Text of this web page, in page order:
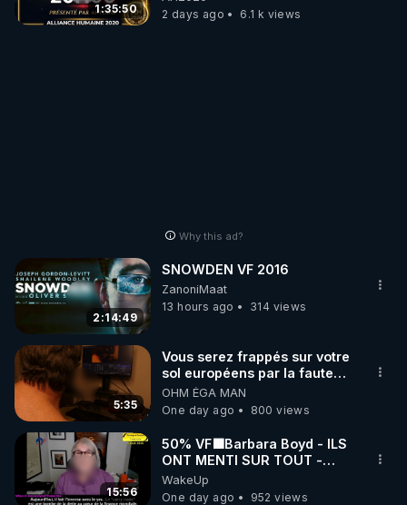
1:35:50
2 days ago
6.1 k views
Why this ad?
2:14:49
SNOWDEN VF 2016
ZanoniMaat
13 hours ago
314 views
5:35
Vous serez frappés sur votre
sol européens par la faute
des dirigeants qui s'en
mettent dans le nez
OHM ÉGA MAN
One day ago
800 views
15:56
50% VF🟩Barbara Boyd - ILS
ONT MENTI SUR TOUT -
Jocelyne Traduction
WakeUp
One day ago
952 views